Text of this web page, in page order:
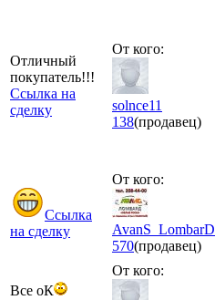
Отличный
покупатель!!!
Ссылка на
сделку
От кого:
solnce11
138(продавец)
Ссылка
на сделку
От кого:
AvanS_LombarD
570(продавец)
Все оК
От кого: